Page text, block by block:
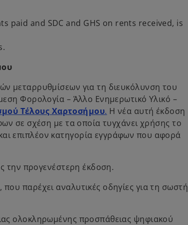
paid and SDC and GHS on rents received, is
μεταρρυθμίσεων για τη διευκόλυνση του
Φορολογία – Άλλο Ενημερωτικό Υλικό –
Τέλους Χαρτοσήμου. o
p
e
i
n
e
Η νέα αυτή έκδοση
σε σχέση με τα οποία τυγχάνει χρήσης το
επιπλέον κατηγορία εγγράφων που αφορά
την προγενέστερη έκδοση.
παρέχει αναλυτικές οδηγίες για τη σωστή
ολοκληρωμένης προσπάθειας ψηφιακού